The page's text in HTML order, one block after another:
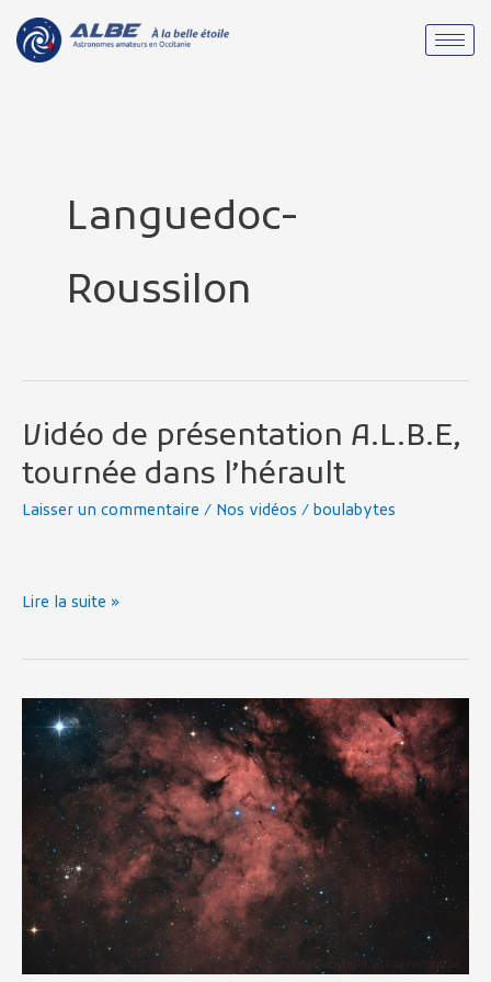
contenu
Languedoc-
Roussilon
Vidéo de présentation A.L.B.E,
tournée dans l’hérault
Laisser un commentaire / Nos vidéos / boulabytes
Vidéo
de
présentation
A.L.B.E,
l’hérault
Lire la suite »
Le
papillon
Maxime
dans
Ciel&Espace
et
Astronomie
Magazine